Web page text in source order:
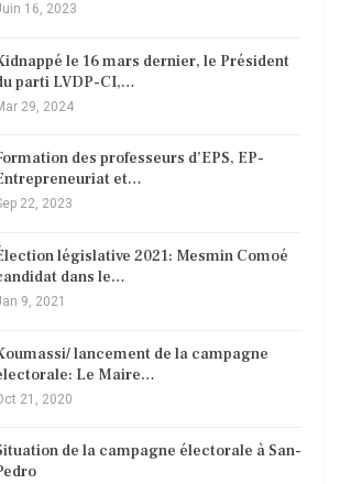
16, 2023
le 16 mars dernier, le Président
parti LVDP-CI,…
29, 2024
des professeurs d’EPS, EP-
et…
22, 2023
législative 2021: Mesmin Comoé
dans le…
9, 2021
lancement de la campagne
Le Maire…
21, 2020
de la campagne électorale à San-